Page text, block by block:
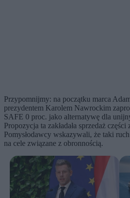
Przypomnijmy: na początku marca
prezydentem Karolem Nawrockim
SAFE 0 proc. jako alternatywę dla
Propozycja ta zakładała sprzedaż części
Pomysłodawcy wskazywali, że taki
na cele związane z obronnością.